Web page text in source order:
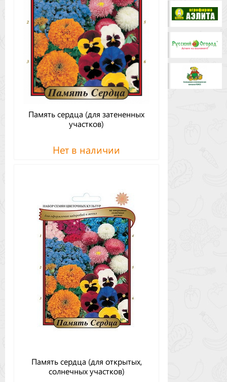
Память сердца (для затененных
участков)
Нет в наличии
Память сердца (для открытых,
солнечных участков)